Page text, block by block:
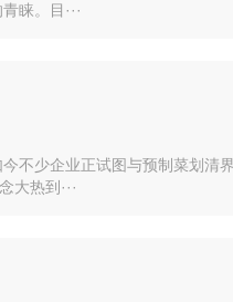
睐。目···
不少企业正试图与预制菜划清
大热到···